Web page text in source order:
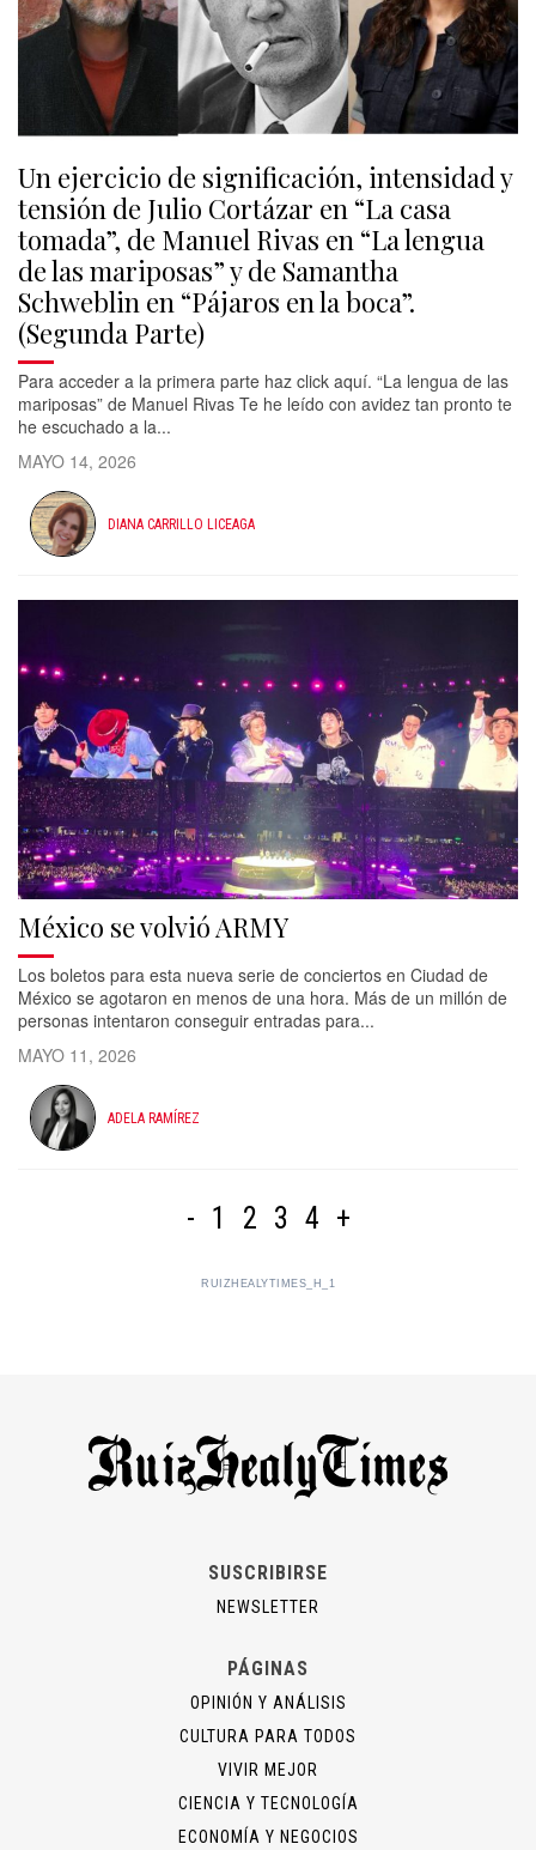
Un ejercicio de significación, intensidad y
tensión de Julio Cortázar en “La casa
tomada”, de Manuel Rivas en “La lengua
de las mariposas” y de Samantha
Schweblin en “Pájaros en la boca”.
(Segunda Parte)
Para acceder a la primera parte haz click aquí. “La lengua de las
mariposas” de Manuel Rivas Te he leído con avidez tan pronto te
he escuchado a la...
MAYO 14, 2026
DIANA CARRILLO LICEAGA
México se volvió ARMY
Los boletos para esta nueva serie de conciertos en Ciudad de
México se agotaron en menos de una hora. Más de un millón de
personas intentaron conseguir entradas para...
MAYO 11, 2026
ADELA RAMÍREZ
- 1 2 3 4 +
RUIZHEALYTIMES_H_1
SUSCRIBIRSE
NEWSLETTER
PÁGINAS
OPINIÓN Y ANÁLISIS
CULTURA PARA TODOS
VIVIR MEJOR
CIENCIA Y TECNOLOGÍA
ECONOMÍA Y NEGOCIOS